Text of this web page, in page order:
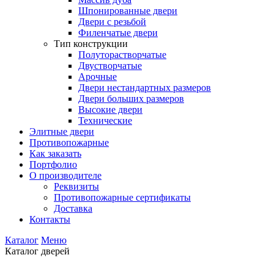
Шпонированные двери
Двери с резьбой
Филенчатые двери
Тип конструкции
Полуторастворчатые
Двустворчатые
Арочные
Двери нестандартных размеров
Двери больших размеров
Высокие двери
Технические
Элитные двери
Противопожарные
Как заказать
Портфолио
О производителе
Реквизиты
Противопожарные сертификаты
Доставка
Контакты
Каталог Меню
Каталог дверей